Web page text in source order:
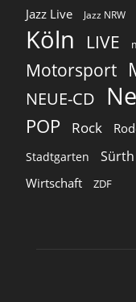
Jazz Live Jazz NRW
Köln LIVE
Motorsport
NEUE-CD
POP Rock
Stadtgarten Sürth
Wirtschaft ZDF